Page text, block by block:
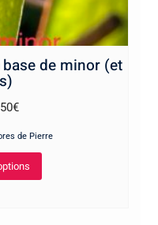
de minor (et
€Plage
3,50€
de Pierre
Ce